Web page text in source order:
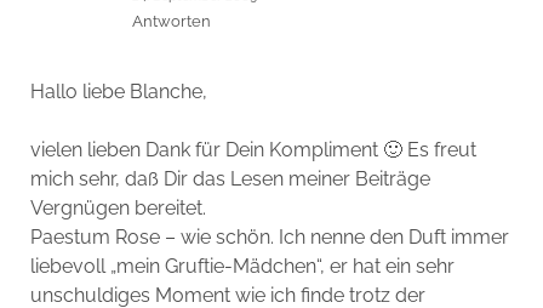
Antworten
Hallo liebe Blanche,
vielen lieben Dank für Dein Kompliment 🙂 Es freut
mich sehr, daß Dir das Lesen meiner Beiträge
Vergnügen bereitet.
Paestum Rose – wie schön. Ich nenne den Duft immer
liebevoll „mein Gruftie-Mädchen“, er hat ein sehr
unschuldiges Moment wie ich finde trotz der